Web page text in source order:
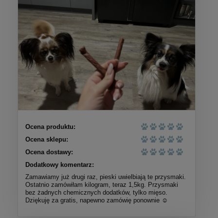
Ocena produktu:
Ocena sklepu:
Ocena dostawy:
Dodatkowy komentarz:
Zamawiamy już drugi raz, pieski uwielbiają te przysmaki.
Ostatnio zamówiłam kilogram, teraz 1,5kg. Przysmaki
bez żadnych chemicznych dodatków, tylko mięso.
Dziękuję za gratis, napewno zamówię ponownie ☺️